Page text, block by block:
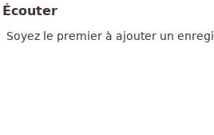
Écouter
Soyez le premier à ajouter un